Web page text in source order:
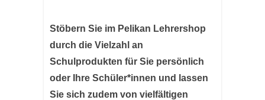
Stöbern Sie im Pelikan Lehrershop
durch die Vielzahl an
Schulprodukten für Sie persönlich
oder Ihre Schüler*innen und lassen
Sie sich zudem von vielfältigen